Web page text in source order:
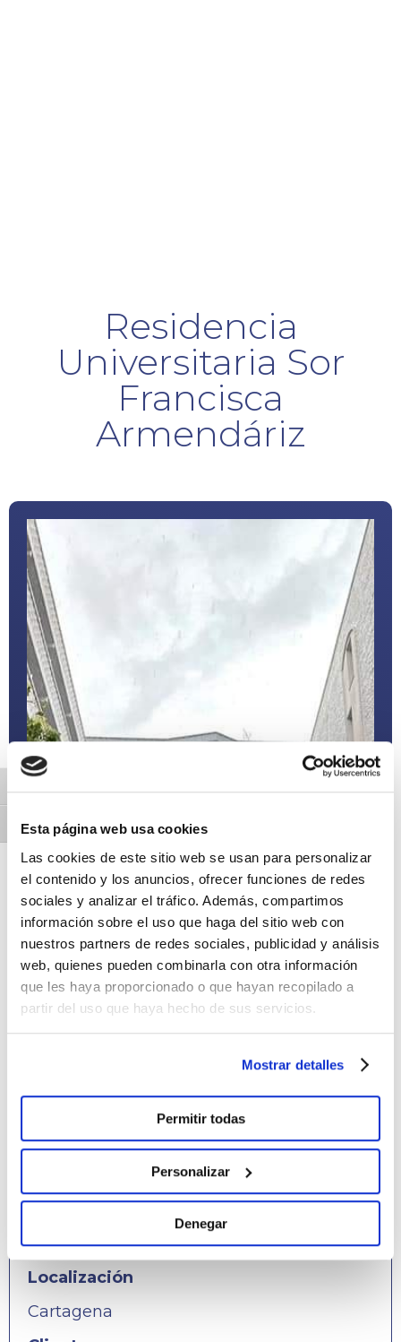
Alternar alto contraste
Alternar tamaño de letra
Esta página web usa cookies
Las cookies de este sitio web se usan para personalizar
el contenido y los anuncios, ofrecer funciones de redes
sociales y analizar el tráfico. Además, compartimos
información sobre el uso que haga del sitio web con
nuestros partners de redes sociales, publicidad y análisis
web, quienes pueden combinarla con otra información
que les haya proporcionado o que hayan recopilado a
partir del uso que haya hecho de sus servicios.
Mostrar detalles
Permitir todas
Personalizar
Denegar
Residencia
Universitaria Sor
Francisca
Armendáriz
Localización
Cartagena